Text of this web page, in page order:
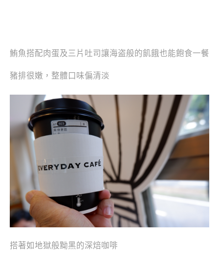
鮪魚搭配肉蛋及三片吐司讓海盗般的飢餓也能飽食一餐
豬排很嫩，整體口味偏清淡
搭著如地獄般黝黑的深焙咖啡